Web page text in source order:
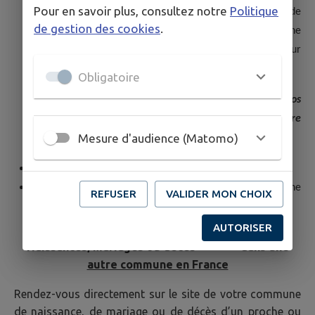
En spécifiant les nom et prénoms des père et mère de
la personne concernée par l'acte et en joignant une
enveloppe timbrée à son nom et adresse pour le retour
de l'acte à son domicile.
N'oubliez pas de joindre une enveloppe timbrée à vos
nom et adresse pour le retour de l'acte à votre
domicile.
par internet via laDemande d’actes d’état civil en ligne.
directement au bureau Etat Civil en vous munissant d’une
pièce d’identité.
autre commune en France
Rendez-vous directement sur le site de votre commune
de naissance, de mariage ou de décès d’un proche ou
Pour en savoir plus, consultez notre Politique
de gestion des cookies.
Obligatoire
Mesure d'audience (Matomo)
REFUSER VALIDER MON CHOIX
AUTORISER